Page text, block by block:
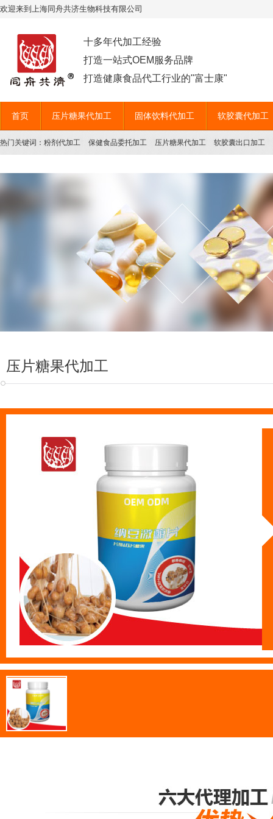
欢迎来到上海同舟共济生物科技有限公司
十多年代加工经验
打造一站式OEM服务品牌
打造健康食品代工行业的"富士康"
首页 压片糖果代加工 固体饮料代加工 软胶囊代加工
热门关键词： 粉剂代加工 保健食品委托加工 压片糖果代加工 软胶囊出口加工
压片糖果代加工